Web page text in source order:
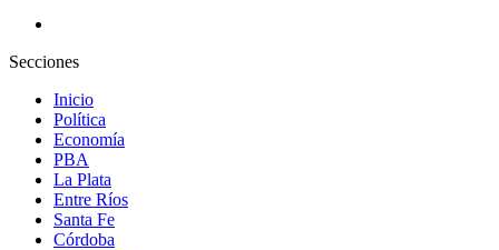
Secciones
Inicio
Política
Economía
PBA
La Plata
Entre Ríos
Santa Fe
Córdoba